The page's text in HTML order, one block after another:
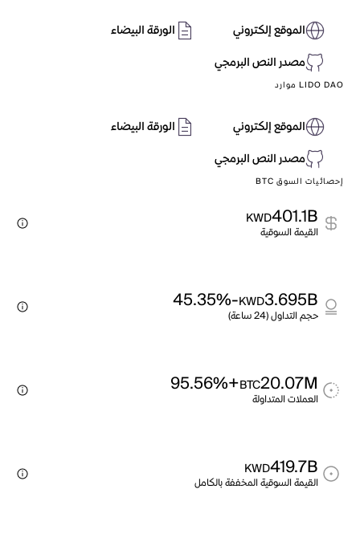
الموقع إلكتروني
الورقة البيضاء
مصدر النص البرمجي
LIDO DAO موارد
الموقع إلكتروني
الورقة البيضاء
مصدر النص البرمجي
إحصائيات السوق BTC
401.1B
KWD
القيمة السوقية
3.695B
KWD
-45.35%
حجم التداول (24 ساعة)
20.07M
BTC
+95.56%
العملات المتداولة
419.7B
KWD
القيمة السوقية المخففة بالكامل